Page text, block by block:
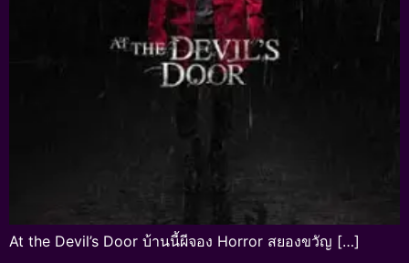
At the Devil’s Door บ้านนี้ผีจอง Horror สยองขวัญ […]